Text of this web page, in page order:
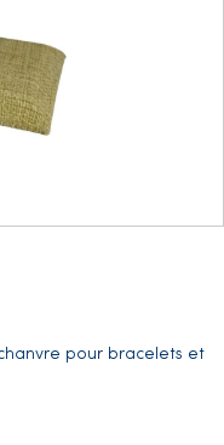
pour bracelets et